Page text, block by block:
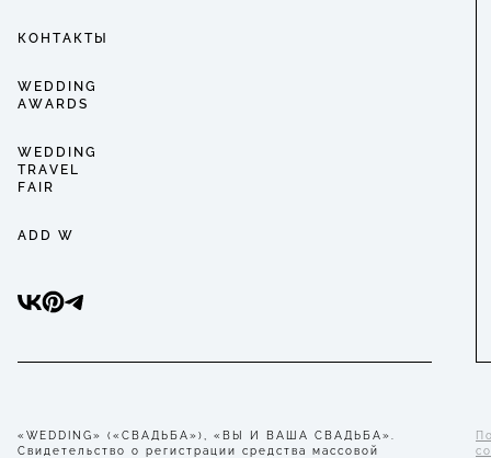
КОНТАКТЫ
WEDDING
AWARDS
WEDDING
TRAVEL
FAIR
ADD W
«WEDDING» («СВАДЬБА»), «ВЫ И ВАША СВАДЬБА».
Свидетельство о регистрации средства массовой